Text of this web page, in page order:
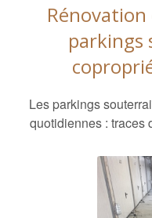
parkings
Les parkings
quotidiennes : traces